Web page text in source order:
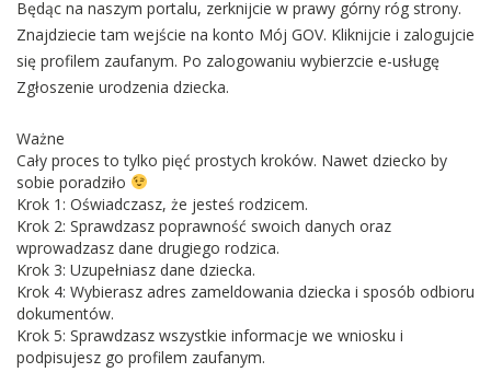
Będąc na naszym portalu, zerknijcie w prawy górny róg strony.
Znajdziecie tam wejście na konto Mój GOV. Kliknijcie i zalogujcie
się profilem zaufanym. Po zalogowaniu wybierzcie e-usługę
Zgłoszenie urodzenia dziecka.
Ważne
Cały proces to tylko pięć prostych kroków. Nawet dziecko by
sobie poradziło
Krok 1: Oświadczasz, że jesteś rodzicem.
Krok 2: Sprawdzasz poprawność swoich danych oraz
wprowadzasz dane drugiego rodzica.
Krok 3: Uzupełniasz dane dziecka.
Krok 4: Wybierasz adres zameldowania dziecka i sposób odbioru
dokumentów.
Krok 5: Sprawdzasz wszystkie informacje we wniosku i
podpisujesz go profilem zaufanym.